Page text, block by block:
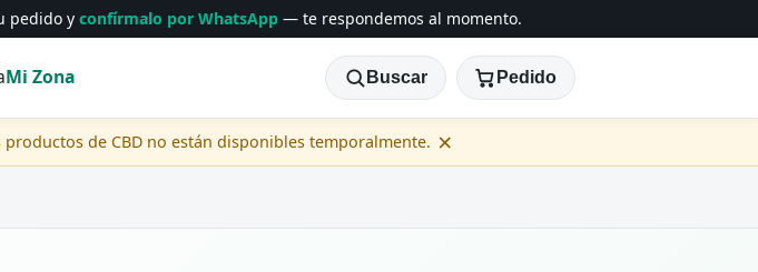
pedido y confírmalo por WhatsApp— te respondemos al momento.
Buscar Pedido
Mi Zona
de CBD no están disponibles temporalmente. ×